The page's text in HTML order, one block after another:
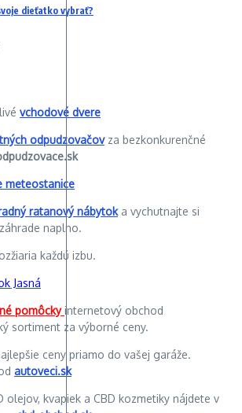
dieťatko vybrať?
vchodové dvere
odpudzovačovza bezkonkurenčné
meteostanice
ratanový nábytoka vychutnajte si
naplno.
každú izbu.
Jasná
pomôckyinternetový obchod
sortiment za výborné ceny.
ceny priamo do vašej garáže.
autoveci.sk
olejov, kvapiek a CBD kozmetiky nájdete v